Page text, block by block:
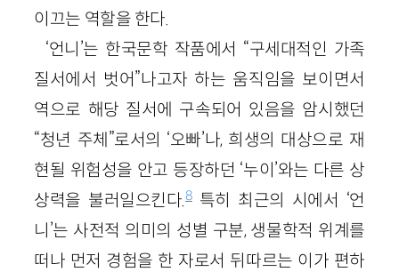
이끄는 역할을 한다.
‘언니’는 한국문학 작품에서 “구세대적인 가족
질서에서 벗어”나고자 하는 움직임을 보이면서
역으로 해당 질서에 구속되어 있음을 암시했던
“청년 주체”로서의 ‘오빠’나, 희생의 대상으로 재
현될 위험성을 안고 등장하던 ‘누이’와는 다른 상
상력을 불러일으킨다.8특히 최근의 시에서 ‘언
니’는 사전적 의미의 성별 구분, 생물학적 위계를
떠나 먼저 경험을 한 자로서 뒤따르는 이가 편하